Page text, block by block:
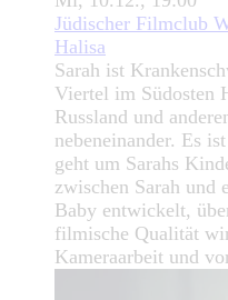
Jüdischer Filmclub
Halisa
Sarah ist
Viertel im Südosten
Russland und
nebeneinander. Es
geht um Sarahs
zwischen Sarah und
Baby entwickelt,
filmische Qualität
Kameraarbeit und